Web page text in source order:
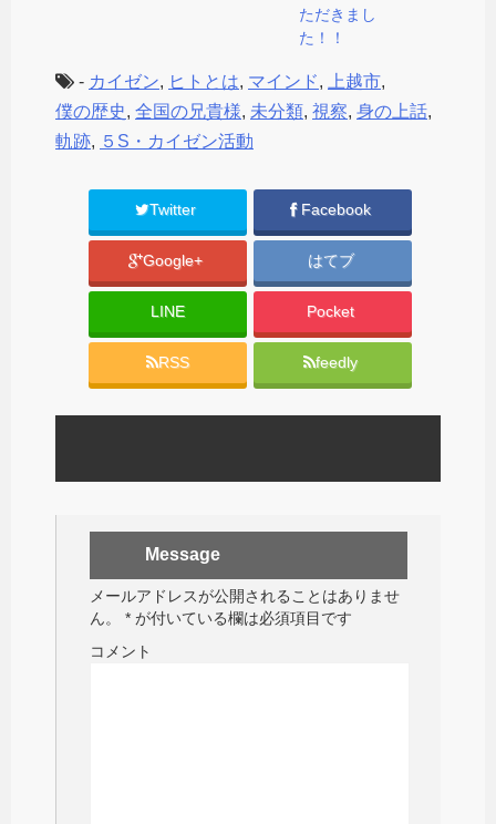
ただきまし
た！！
- カイゼン, ヒトとは, マインド, 上越市,
僕の歴史, 全国の兄貴様, 未分類, 視察, 身の上話,
軌跡, ５S・カイゼン活動
Twitter Facebook
Google+ はてブ
LINE Pocket
RSS feedly
Message
メールアドレスが公開されることはありませ
ん。
* が付いている欄は必須項目です
コメント